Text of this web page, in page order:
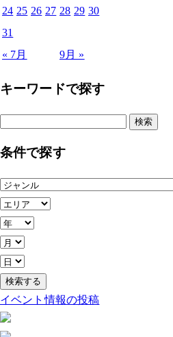
« 7月 9月 »
24 25 26 27 28 29 30
31
キーワードで探す
条件で探す
イベント情報の投稿